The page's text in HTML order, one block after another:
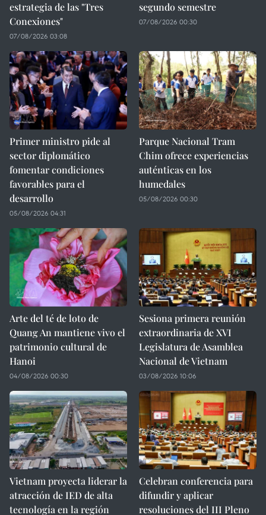
estrategia de las "Tres
Conexiones"
07/08/2026 03:08
segundo semestre
07/08/2026 00:30
Primer ministro pide al
sector diplomático
fomentar condiciones
favorables para el
desarrollo
05/08/2026 04:31
Parque Nacional Tram
Chim ofrece experiencias
auténticas en los
humedales
05/08/2026 00:30
Arte del té de loto de
Quang An mantiene vivo el
patrimonio cultural de
Hanoi
04/08/2026 00:30
Sesiona primera reunión
extraordinaria de XVI
Legislatura de Asamblea
Nacional de Vietnam
03/08/2026 10:06
Vietnam proyecta liderar la
atracción de IED de alta
tecnología en la región
Celebran conferencia para
difundir y aplicar
resoluciones del III Pleno